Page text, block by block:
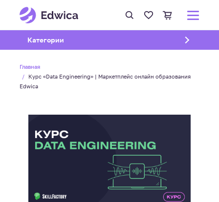
Открыть подменю
Категории
Главная
Курс «Data Engineering» | Маркетплейс онлайн образования
Edwica